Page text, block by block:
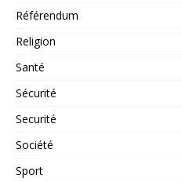
Référendum
Religion
Santé
Sécurité
Securité
Société
Sport